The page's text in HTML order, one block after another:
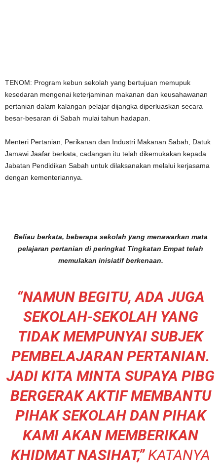
TENOM: Program kebun sekolah yang bertujuan memupuk
kesedaran mengenai keterjaminan makanan dan keusahawanan
pertanian dalam kalangan pelajar dijangka diperluaskan secara
besar-besaran di Sabah mulai tahun hadapan.
Menteri Pertanian, Perikanan dan Industri Makanan Sabah, Datuk
Jamawi Jaafar berkata, cadangan itu telah dikemukakan kepada
Jabatan Pendidikan Sabah untuk dilaksanakan melalui kerjasama
dengan kementeriannya.
Beliau berkata, beberapa sekolah yang menawarkan mata
pelajaran pertanian di peringkat Tingkatan Empat telah
memulakan inisiatif berkenaan.
“NAMUN BEGITU, ADA JUGA
SEKOLAH-SEKOLAH YANG
TIDAK MEMPUNYAI SUBJEK
PEMBELAJARAN PERTANIAN.
JADI KITA MINTA SUPAYA PIBG
BERGERAK AKTIF MEMBANTU
PIHAK SEKOLAH DAN PIHAK
KAMI AKAN MEMBERIKAN
KHIDMAT NASIHAT,”KATANYA